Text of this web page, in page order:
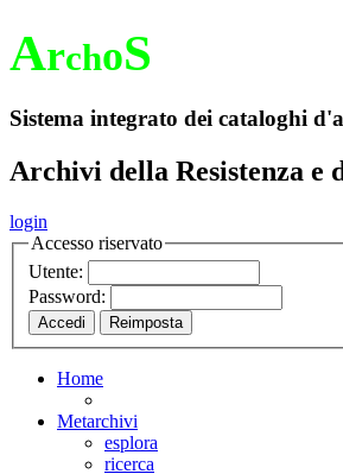
ArchoS
Sistema integrato dei cataloghi
Archivi della Resistenza e
login
Accesso riservato
Utente:
Password:
Home
Metarchivi
esplora
ricerca